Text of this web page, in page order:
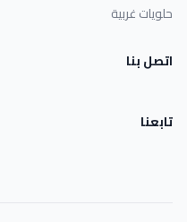
حلويات غربية
اتصل بنا
تابعنا